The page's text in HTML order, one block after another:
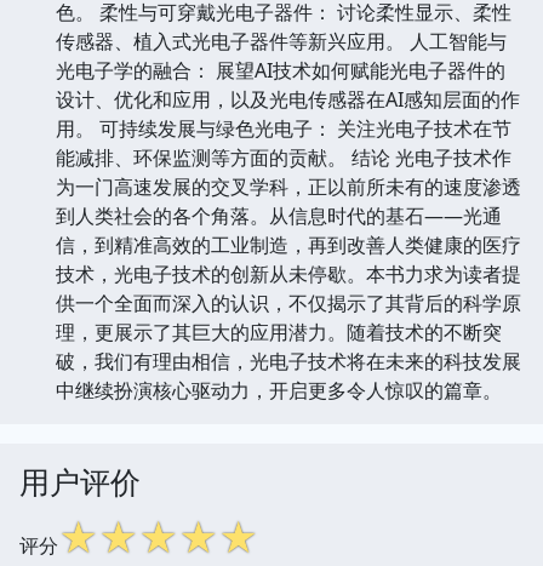
色。 柔性与可穿戴光电子器件： 讨论柔性显示、柔性
传感器、植入式光电子器件等新兴应用。 人工智能与
光电子学的融合： 展望AI技术如何赋能光电子器件的
设计、优化和应用，以及光电传感器在AI感知层面的作
用。 可持续发展与绿色光电子： 关注光电子技术在节
能减排、环保监测等方面的贡献。 结论 光电子技术作
为一门高速发展的交叉学科，正以前所未有的速度渗透
到人类社会的各个角落。从信息时代的基石——光通
信，到精准高效的工业制造，再到改善人类健康的医疗
技术，光电子技术的创新从未停歇。本书力求为读者提
供一个全面而深入的认识，不仅揭示了其背后的科学原
理，更展示了其巨大的应用潜力。随着技术的不断突
破，我们有理由相信，光电子技术将在未来的科技发展
中继续扮演核心驱动力，开启更多令人惊叹的篇章。
用户评价
评分☆☆☆☆☆